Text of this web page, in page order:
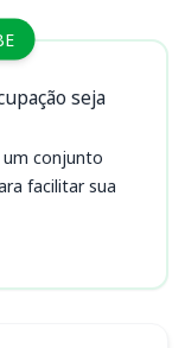
seja
um conjunto
facilitar sua